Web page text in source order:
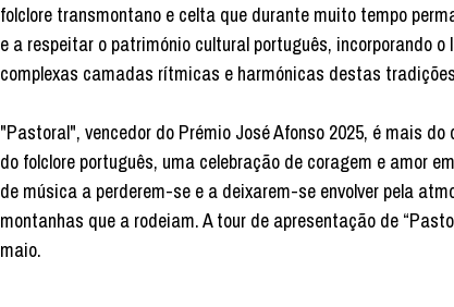
folclore transmontano e celta que durante muito tempo
e a respeitar o património cultural português, incorporando
complexas camadas rítmicas e harmónicas destas
"Pastoral", vencedor do Prémio José Afonso 2025, é mais
do folclore português, uma celebração de coragem e amor
de música a perderem-se e a deixarem-se envolver pela
montanhas que a rodeiam. A tour de apresentação de
maio.